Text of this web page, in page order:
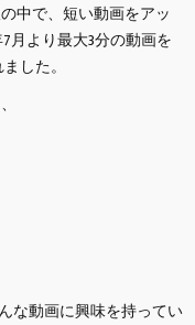
中で、短い動画をアッ
月より最大3分の動画を
した。
な動画に興味を持ってい